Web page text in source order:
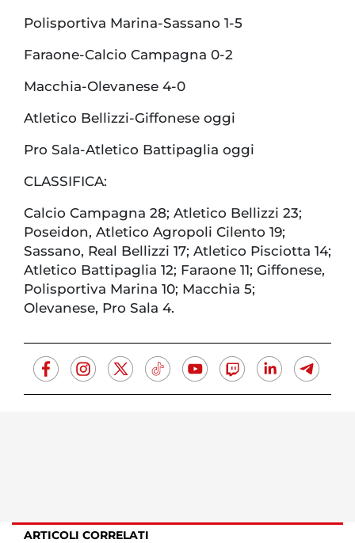
Polisportiva Marina-Sassano 1-5
Faraone-Calcio Campagna 0-2
Macchia-Olevanese 4-0
Atletico Bellizzi-Giffonese oggi
Pro Sala-Atletico Battipaglia oggi
CLASSIFICA:
Calcio Campagna 28; Atletico Bellizzi 23;
Poseidon, Atletico Agropoli Cilento 19;
Sassano, Real Bellizzi 17; Atletico Pisciotta 14;
Atletico Battipaglia 12; Faraone 11; Giffonese,
Polisportiva Marina 10; Macchia 5;
Olevanese, Pro Sala 4.
ARTICOLI CORRELATI